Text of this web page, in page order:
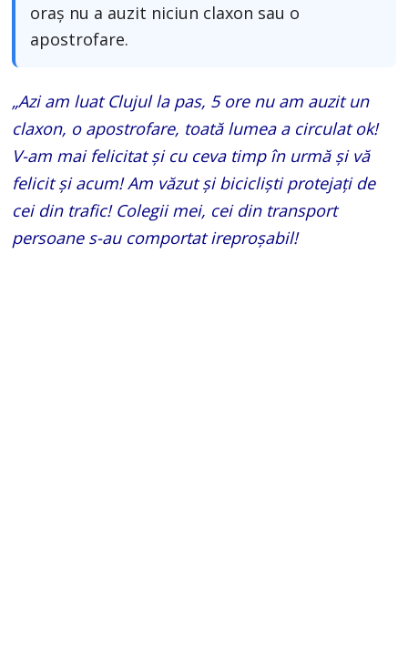
oraș nu a auzit niciun claxon sau o
apostrofare.
„Azi am luat Clujul la pas, 5 ore nu am auzit un
claxon, o apostrofare, toată lumea a circulat ok!
V-am mai felicitat și cu ceva timp în urmă și vă
felicit și acum! Am văzut și bicicliști protejați de
cei din trafic! Colegii mei, cei din transport
persoane s-au comportat ireproșabil!